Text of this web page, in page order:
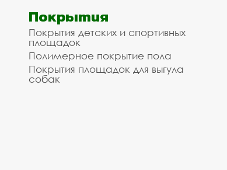
Покрытия
Покрытия детских и спортивных
площадок
Полимерное покрытие пола
Покрытия площадок для выгула
собак